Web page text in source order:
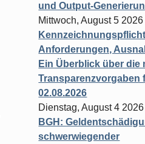
und Output-
Mittwoch, August 5 2026
Anforderungen,
Ein Überblick über die
Transparenzvorgaben
02.08.2026
Dienstag, August 4 2026
BGH:
schwerwiegender